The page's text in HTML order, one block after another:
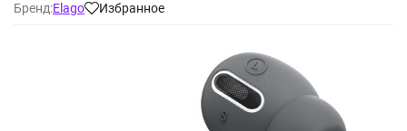
Бренд:Elago Избранное